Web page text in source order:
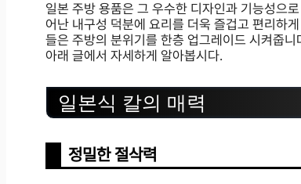
일본 주방 용품은 그 우수한 디자인과 기능성으
어난 내구성 덕분에 요리를 더욱 즐겁고 편리하
들은 주방의 분위기를 한층 업그레이드 시켜줍
아래 글에서 자세하게 알아봅시다.
일본식 칼의 매력
정밀한 절삭력